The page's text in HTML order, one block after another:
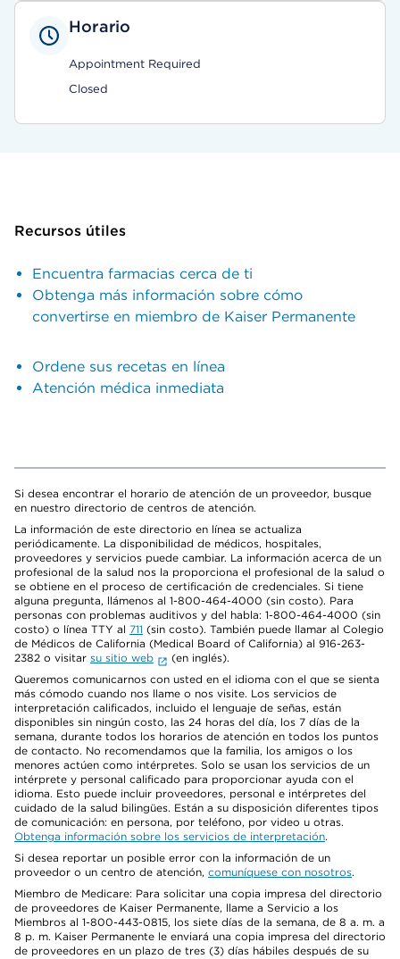
Horario
Appointment Required
Closed
Recursos útiles
Encuentra farmacias cerca de ti
Obtenga más información sobre cómo
convertirse en miembro de Kaiser Permanente
Ordene sus recetas en línea
Atención médica inmediata
Si desea encontrar el horario de atención de un proveedor, busque
en nuestro directorio de centros de atención.
La información de este directorio en línea se actualiza
periódicamente. La disponibilidad de médicos, hospitales,
proveedores y servicios puede cambiar. La información acerca de un
profesional de la salud nos la proporciona el profesional de la salud o
se obtiene en el proceso de certificación de credenciales. Si tiene
alguna pregunta, llámenos al 1-800-464-4000 (sin costo). Para
personas con problemas auditivos y del habla: 1-800-464-4000 (sin
costo) o línea TTY al 711 (sin costo). También puede llamar al Colegio
de Médicos de California (Medical Board of California) al 916-263-
2382 o visitar su sitio web
(en inglés).
Queremos comunicarnos con usted en el idioma con el que se sienta
más cómodo cuando nos llame o nos visite. Los servicios de
interpretación calificados, incluido el lenguaje de señas, están
disponibles sin ningún costo, las 24 horas del día, los 7 días de la
semana, durante todos los horarios de atención en todos los puntos
de contacto. No recomendamos que la familia, los amigos o los
menores actúen como intérpretes. Solo se usan los servicios de un
intérprete y personal calificado para proporcionar ayuda con el
idioma. Esto puede incluir proveedores, personal e intérpretes del
cuidado de la salud bilingües. Están a su disposición diferentes tipos
de comunicación: en persona, por teléfono, por video u otras.
Obtenga información sobre los servicios de interpretación.
Si desea reportar un posible error con la información de un
proveedor o un centro de atención, comuníquese con nosotros.
Miembro de Medicare: Para solicitar una copia impresa del directorio
de proveedores de Kaiser Permanente, llame a Servicio a los
Miembros al 1-800-443-0815, los siete días de la semana, de 8 a. m. a
8 p. m. Kaiser Permanente le enviará una copia impresa del directorio
de proveedores en un plazo de tres (3) días hábiles después de su